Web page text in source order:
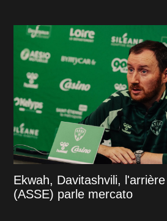
Ekwah, Davitashvili,
(ASSE) parle mercato